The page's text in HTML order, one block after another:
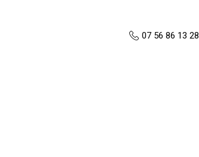
07 56 86 13 28